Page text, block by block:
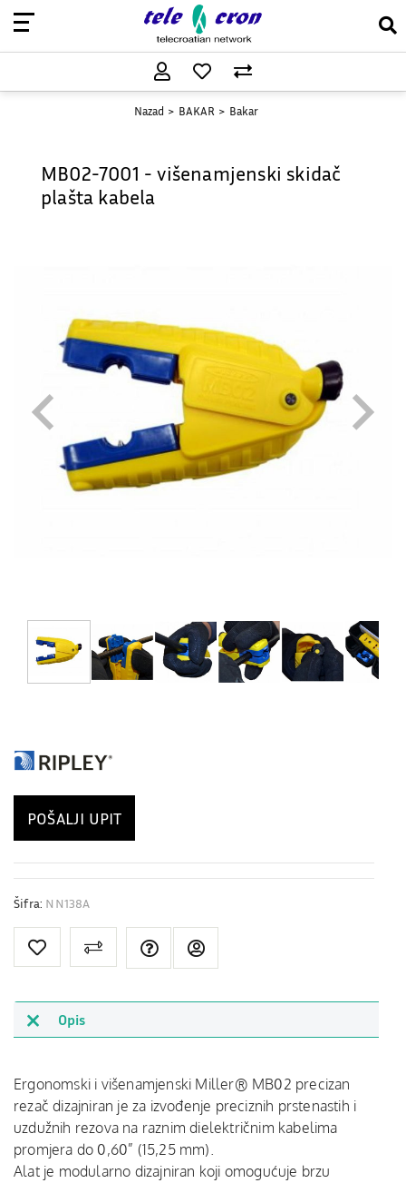
Nazad BAKAR Bakar
MB02-7001 - višenamjenski skidač
plašta kabela
POŠALJI UPIT
Šifra: NN138A
Opis
Ergonomski i višenamjenski Miller® MB02 precizan
rezač dizajniran je za izvođenje preciznih prstenastih i
uzdužnih rezova na raznim dielektričnim kabelima
promjera do 0,60” (15,25 mm).
Alat je modularno dizajniran koji omogućuje brzu